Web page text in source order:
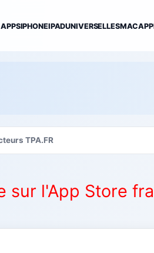
IPHONEIPADUNIVERSELLESMAC
TPA.FR
sur l'App Store